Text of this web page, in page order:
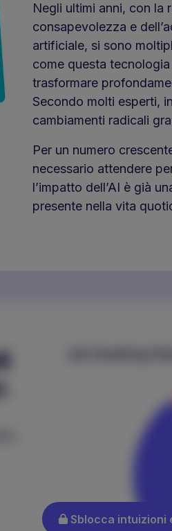
Negli ultimi anni, con la
consapevolezza e
artificiale, si sono
come questa
trasformare
Secondo molti esperti,
cambiamenti radicali
Per un numero
necessario attendere
l’impatto dell’AI è già
presente nella vita
Sblocca intuizioni